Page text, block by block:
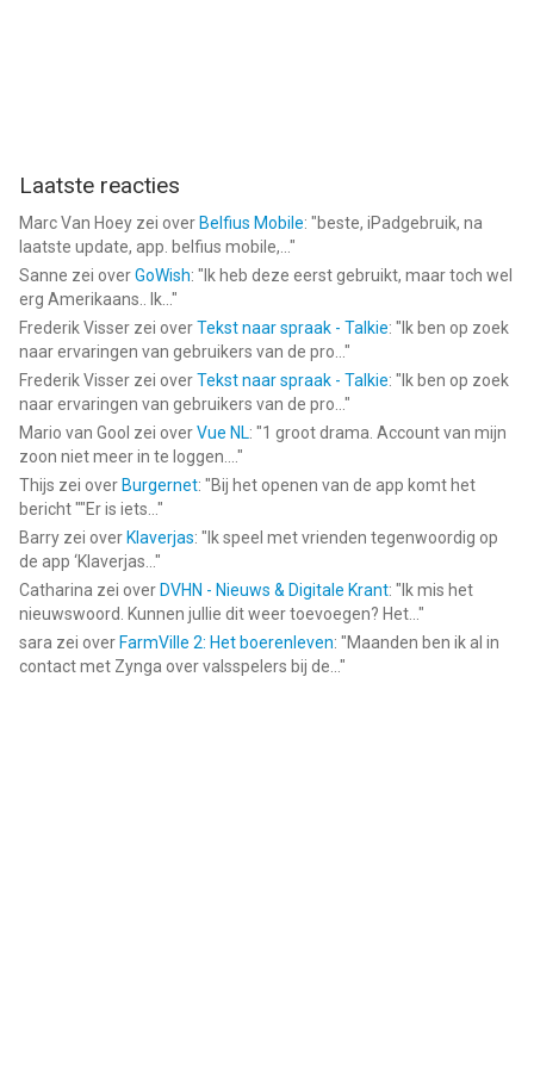
Laatste reacties
Marc Van Hoey zei over Belfius Mobile: "beste, iPadgebruik, na
laatste update, app. belfius mobile,... "
Sanne zei overGoWish: " Ik heb deze eerst gebruikt, maar toch wel
erg Amerikaans.. Ik... "
Frederik Visser zei overTekst naar spraak - Talkie: " Ik ben op zoek
naar ervaringen van gebruikers van de pro... "
Frederik Visser zei overTekst naar spraak - Talkie: " Ik ben op zoek
naar ervaringen van gebruikers van de pro... "
Mario van Gool zei overVue NL: "1 groot drama. Account van mijn
zoon niet meer in te loggen.... "
Thijs zei over Burgernet: "Bij het openen van de app komt het
bericht ""Er is iets... "
Barry zei over Klaverjas: " Ik speel met vrienden tegenwoordig op
de app ‘Klaverjas... "
Catharina zei over DVHN - Nieuws & Digitale Krant: " Ik mis het
nieuwswoord. Kunnen jullie dit weer toevoegen? Het... "
sara zei over FarmVille 2: Het boerenleven: "Maanden ben ik al in
contact met Zynga over valsspelers bij de... "